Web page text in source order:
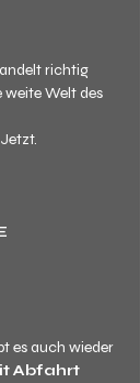
richtig
weite Welt des
es auch wieder
Abfahrt